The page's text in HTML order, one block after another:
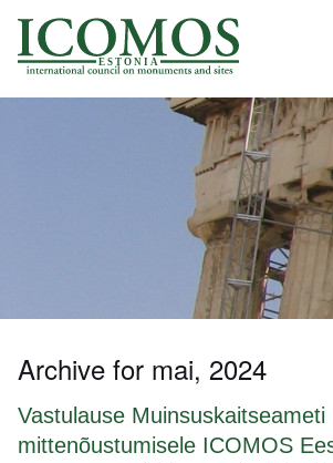
E S T O N I A
Archive for mai, 2024
Vastulause Muinsuskaitseameti
mittenõustumisele ICOMOS